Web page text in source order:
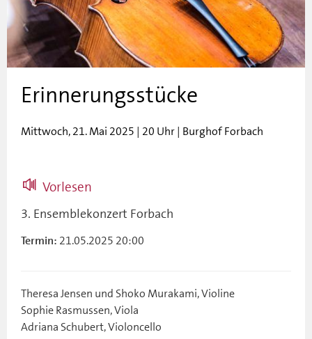
Erinnerungsstücke
Mittwoch, 21. Mai 2025 | 20 Uhr | Burghof Forbach
Vorlesen
3. Ensemblekonzert Forbach
Termin: 21.05.2025 20:00
Theresa Jensen und Shoko Murakami, Violine
Sophie Rasmussen, Viola
Adriana Schubert, Violoncello